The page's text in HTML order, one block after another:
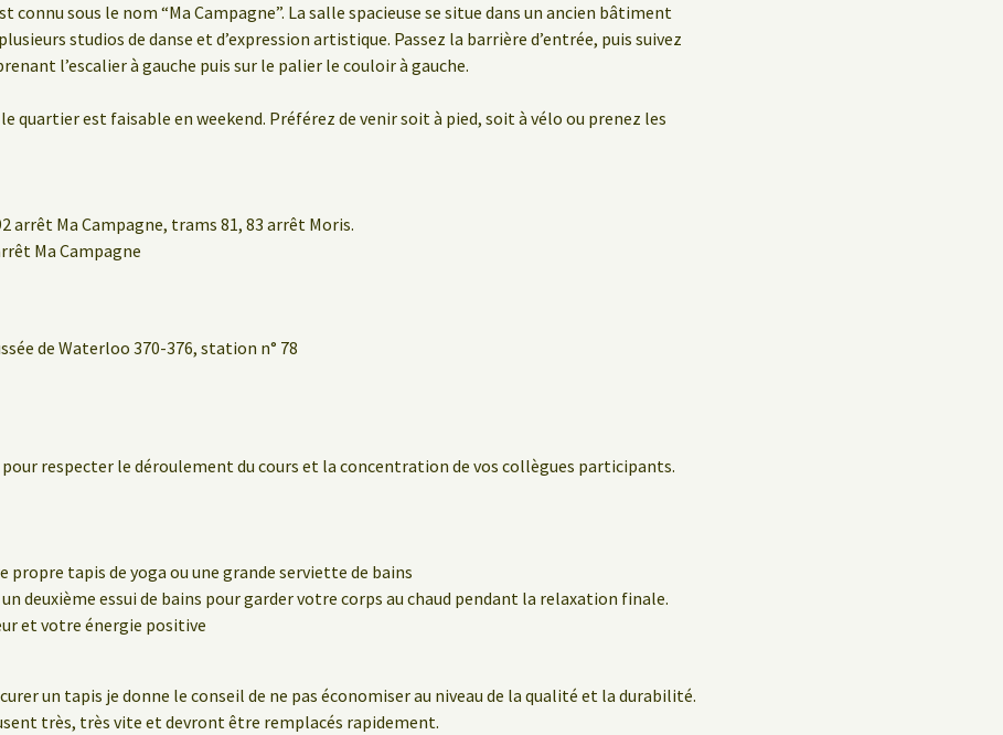
connu sous le nom “Ma Campagne”. La salle spacieuse se situe dans un ancien bâtiment
studios de danse et d’expression artistique. Passez la barrière d’entrée, puis suivez
l’escalier à gauche puis sur le palier le couloir à gauche.
quartier est faisable en weekend. Préférez de venir soit à pied, soit à vélo ou prenez les
arrêt Ma Campagne, trams 81, 83 arrêt Moris.
Ma Campagne
de Waterloo 370-376, station n° 78
pour respecter le déroulement du cours et la concentration de vos collègues participants.
propre tapis de yoga ou une grande serviette de bains
deuxième essui de bains pour garder votre corps au chaud pendant la relaxation finale.
et votre énergie positive
un tapis je donne le conseil de ne pas économiser au niveau de la qualité et la durabilité.
très, très vite et devront être remplacés rapidement.